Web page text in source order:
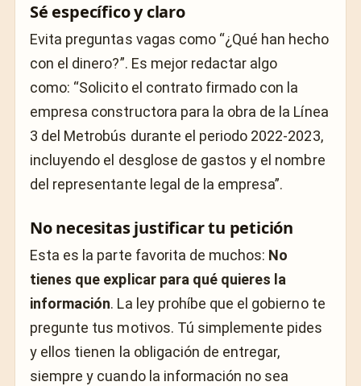
Sé específico y claro
Evita preguntas vagas como “¿Qué han hecho
con el dinero?”. Es mejor redactar algo
como: “Solicito el contrato firmado con la
empresa constructora para la obra de la Línea
3 del Metrobús durante el periodo 2022-2023,
incluyendo el desglose de gastos y el nombre
del representante legal de la empresa”.
No necesitas justificar tu petición
Esta es la parte favorita de muchos: No
tienes que explicar para qué quieres la
información. La ley prohíbe que el gobierno te
pregunte tus motivos. Tú simplemente pides
y ellos tienen la obligación de entregar,
siempre y cuando la información no sea